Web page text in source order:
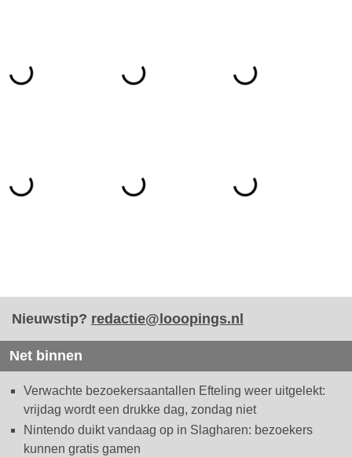
Nieuwstip? redactie@looopings.nl
Net binnen
Verwachte bezoekersaantallen Efteling weer uitgelekt:
vrijdag wordt een drukke dag, zondag niet
Nintendo duikt vandaag op in Slagharen: bezoekers
kunnen gratis gamen